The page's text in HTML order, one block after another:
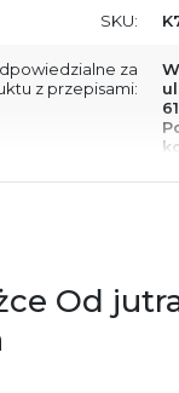
SKU:
za
z przepisami:
Od